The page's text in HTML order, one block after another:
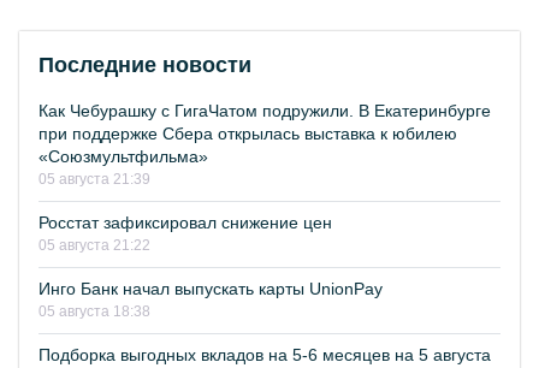
Последние новости
Как Чебурашку с ГигаЧатом подружили. В Екатеринбурге
при поддержке Сбера открылась выставка к юбилею
«Союзмультфильма»
05 августа 21:39
Росстат зафиксировал снижение цен
05 августа 21:22
Инго Банк начал выпускать карты UnionPay
05 августа 18:38
Подборка выгодных вкладов на 5-6 месяцев на 5 августа